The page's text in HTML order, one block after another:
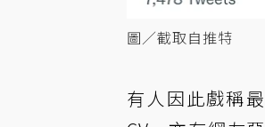
圖／截取自推特
有人因此戲稱